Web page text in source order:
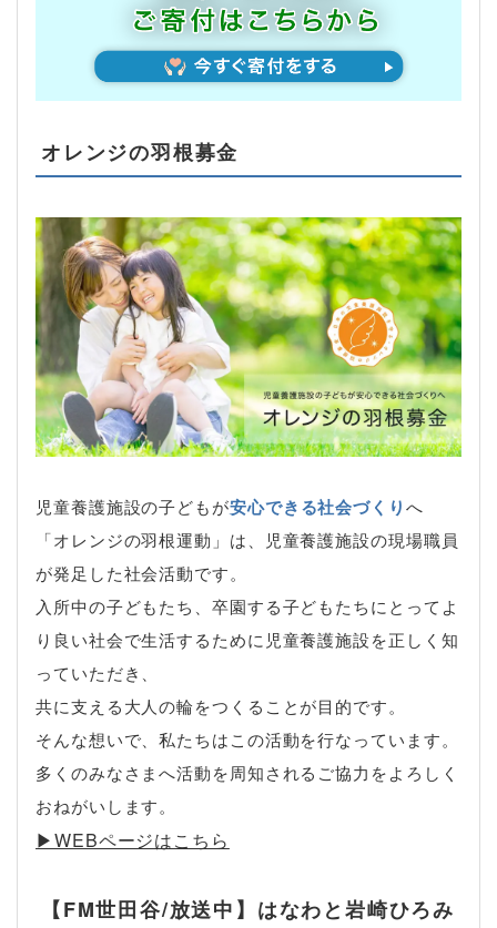
オレンジの羽根募金
児童養護施設の子どもが安心できる社会づくりへ
「オレンジの羽根運動」は、児童養護施設の現場職員
が発足した社会活動です。
入所中の子どもたち、卒園する子どもたちにとってよ
り良い社会で生活するために児童養護施設を正しく知
っていただき、
共に支える大人の輪をつくることが目的です。
そんな想いで、私たちはこの活動を行なっています。
多くのみなさまへ活動を周知されるご協力をよろしく
おねがいします。
▶︎WEBページはこちら
【FM世田谷/放送中】はなわと岩崎ひろみ